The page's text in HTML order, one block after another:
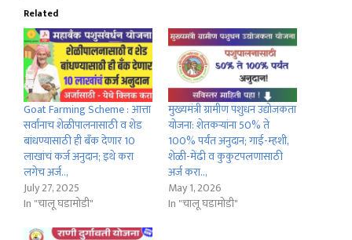
Related
Goat Farming Scheme : आत्ता
सर्वांनाच शेळीपालनासाठी व शेड
बांधण्यासाठी ही बँक देणार 10
लाखांचं कर्ज अनुदान; इथे करा
लगेच अर्ज..,
July 27, 2025
In "चालू घडामोडी"
मुख्यमंत्री ग्रामीण पशुधन उद्योजकता
योजना: शेतकऱ्यांना 50% ते
100% पर्यंत अनुदान; गाई-म्हशी,
शेळी-मेंढी व कुकुटपलणासाठी
अर्ज करा..,
May 1, 2026
In "चालू घडामोडी"